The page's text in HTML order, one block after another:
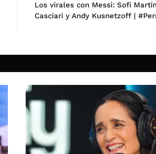
Los virales con Messi: Sofi
Casciari y Andy Kusnetzoff |